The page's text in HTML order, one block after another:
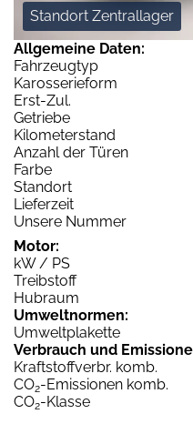
Standort Zentrallager
Allgemeine Daten:
Fahrzeugtyp
Karosserieform
Erst-Zul.
Getriebe
Kilometerstand
Anzahl der Türen
Farbe
Standort
Lieferzeit
Unsere Nummer
Motor:
kW / PS
Treibstoff
Hubraum
Umweltnormen:
Umweltplakette
Verbrauch und
Kraftstoffverbr. komb.
CO2-Emissionen komb.
CO2-Klasse